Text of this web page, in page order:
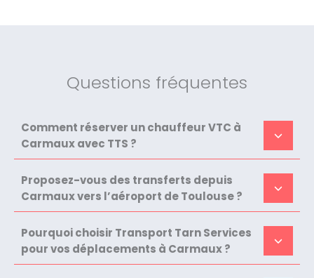
Questions fréquentes
Comment réserver un chauffeur VTC à
Carmaux avec TTS ?
Proposez-vous des transferts depuis
Carmaux vers l’aéroport de Toulouse ?
Pourquoi choisir Transport Tarn Services
pour vos déplacements à Carmaux ?